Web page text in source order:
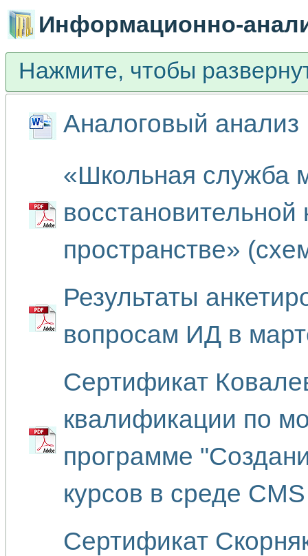
Информационно-
Нажмите, чтобы
Аналоговый анализ
«Школьная служба
пространстве»
Результаты
вопросам ИД в
Сертификат
квалификации по
программе
курсов в среде
Сертификат